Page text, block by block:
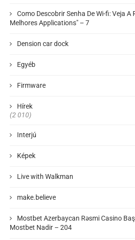
Como Descobrir Senha De Wi-fi: Veja A
Melhores Applications" – 7
Dension car dock
Egyéb
Firmware
Hírek
(2 010)
Interjú
Képek
Live with Walkman
make.believe
Mostbet Azerbaycan Rəsmi Casino
Mostbet Nadir – 204